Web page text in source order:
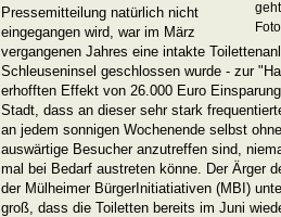
Pressemitteilung natürlich nicht
eingegangen wird, war im März
vergangenen Jahres eine intakte
Schleuseninsel geschlossen wurde - zur
erhofften Effekt von 26.000 Euro
Stadt, dass an dieser sehr stark
an jedem sonnigen Wochenende selbst
auswärtige Besucher anzutreffen sind,
mal bei Bedarf austreten könne. Der Ärger
der Mülheimer BürgerInitiatiativen (MBI)
groß, dass die Toiletten bereits im Juni